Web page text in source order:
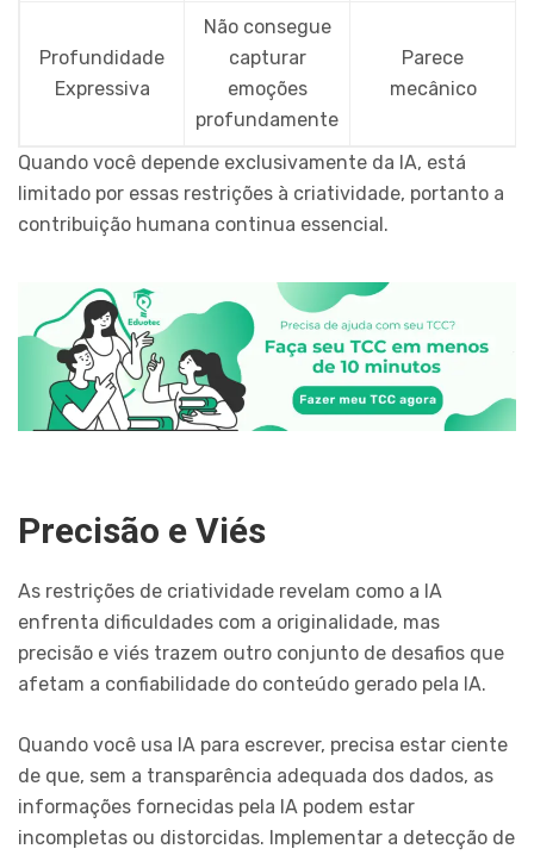
Profundidade
Expressiva
Não consegue
capturar
emoções
profundamente
Parece
mecânico
Quando você depende exclusivamente da IA, está
limitado por essas restrições à criatividade, portanto a
contribuição humana continua essencial.
Precisão e Viés
As restrições de criatividade revelam como a IA
enfrenta dificuldades com a originalidade, mas
precisão e viés trazem outro conjunto de desafios que
afetam a confiabilidade do conteúdo gerado pela IA.
Quando você usa IA para escrever, precisa estar ciente
de que, sem a transparência adequada dos dados, as
informações fornecidas pela IA podem estar
incompletas ou distorcidas. Implementar a detecção de